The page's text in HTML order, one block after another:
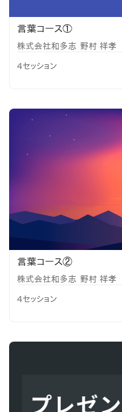
言葉コース①
株式会社和多志 野村 祥孝
4セッション
言葉コース②
株式会社和多志 野村 祥孝
4セッション